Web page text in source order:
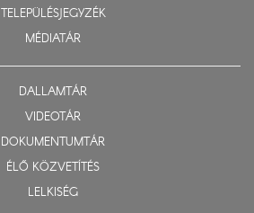
TELEPÜLÉSJEGYZÉK
MÉDIATÁR
DALLAMTÁR
VIDEOTÁR
DOKUMENTUMTÁR
ÉLŐ KÖZVETÍTÉS
LELKISÉG